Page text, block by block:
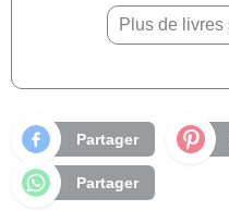
Plus de livres
Partager
Partager